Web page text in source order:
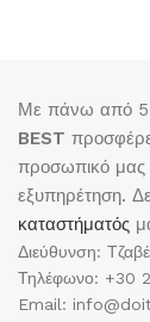
Με πάνω από 55
BEST
προσωπικό μας
εξυπηρέτηση.
καταστήματός
Διεύθυνση:
Τηλέφωνο: +30
Email: